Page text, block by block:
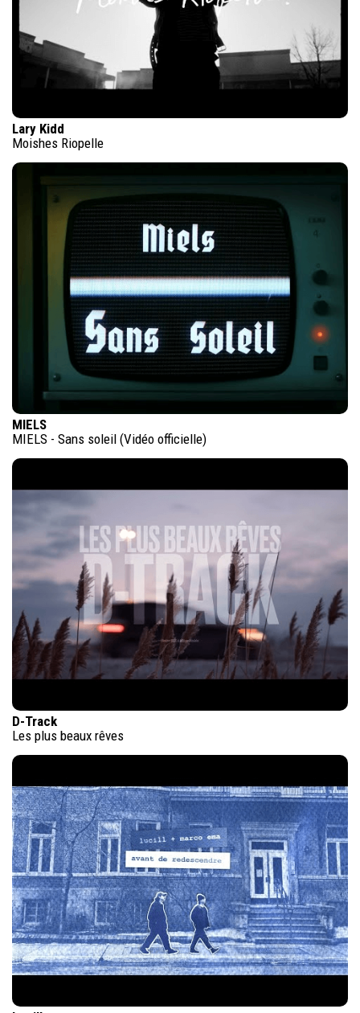
Lary Kidd
Moishes Riopelle
MIELS
MIELS - Sans soleil (Vidéo officielle)
D-Track
Les plus beaux rêves